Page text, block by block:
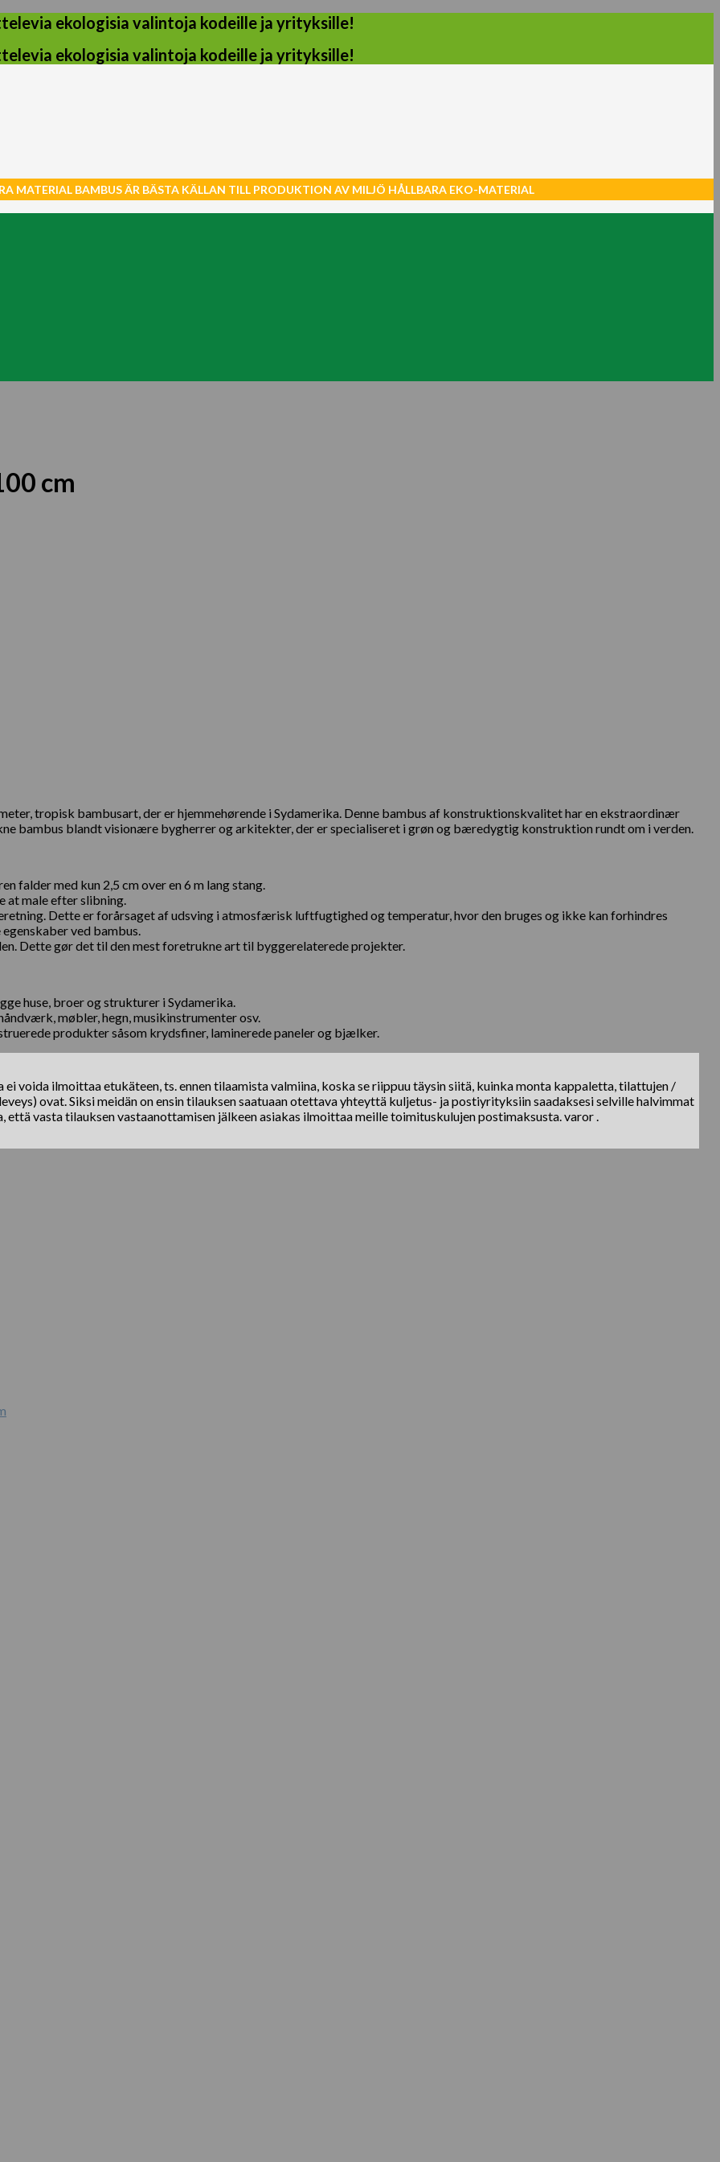
ekologisia valintoja kodeille ja yrityksille!
ekologisia valintoja kodeille ja yrityksille!
MATERIAL BAMBUS ÄR BÄSTA KÄLLAN TILL PRODUKTION AV MILJÖ HÅLLBARA EKO-MATERIAL
cm
tropisk bambusart, der er hjemmehørende i Sydamerika. Denne bambus af konstruktionskvalitet har en ekstraordinær
bambus blandt visionære bygherrer og arkitekter, der er specialiseret i grøn og bæredygtig konstruktion rundt om i verden.
falder med kun 2,5 cm over en 6 m lang stang.
at male efter slibning.
Dette er forårsaget af udsving i atmosfærisk luftfugtighed og temperatur, hvor den bruges og ikke kan forhindres
ved bambus.
Dette gør det til den mest foretrukne art til byggerelaterede projekter.
huse, broer og strukturer i Sydamerika.
møbler, hegn, musikinstrumenter osv.
produkter såsom krydsfiner, laminerede paneler og bjælker.
voida ilmoittaa etukäteen, ts. ennen tilaamista valmiina, koska se riippuu täysin siitä, kuinka monta kappaletta, tilattujen /
ovat. Siksi meidän on ensin tilauksen saatuaan otettava yhteyttä kuljetus- ja postiyrityksiin saadaksesi selville halvimmat
vasta tilauksen vastaanottamisen jälkeen asiakas ilmoittaa meille toimituskulujen postimaksusta. varor .